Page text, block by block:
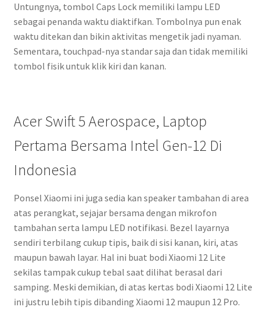
Untungnya, tombol Caps Lock memiliki lampu LED
sebagai penanda waktu diaktifkan. Tombolnya pun enak
waktu ditekan dan bikin aktivitas mengetik jadi nyaman.
Sementara, touchpad-nya standar saja dan tidak memiliki
tombol fisik untuk klik kiri dan kanan.
Acer Swift 5 Aerospace, Laptop
Pertama Bersama Intel Gen-12 Di
Indonesia
Ponsel Xiaomi ini juga sedia kan speaker tambahan di area
atas perangkat, sejajar bersama dengan mikrofon
tambahan serta lampu LED notifikasi. Bezel layarnya
sendiri terbilang cukup tipis, baik di sisi kanan, kiri, atas
maupun bawah layar. Hal ini buat bodi Xiaomi 12 Lite
sekilas tampak cukup tebal saat dilihat berasal dari
samping. Meski demikian, di atas kertas bodi Xiaomi 12 Lite
ini justru lebih tipis dibanding Xiaomi 12 maupun 12 Pro.